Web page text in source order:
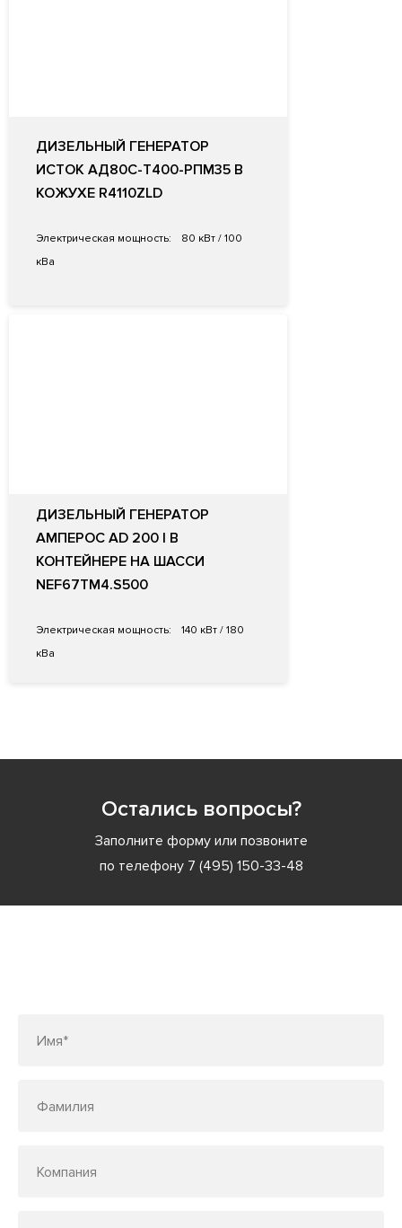
ДИЗЕЛЬНЫЙ ГЕНЕРАТОР
ИСТОК АД80С-Т400-РПМ35 В
КОЖУХЕ R4110ZLD
Электрическая мощность:
80 кВт / 100
кВа
ДИЗЕЛЬНЫЙ ГЕНЕРАТОР
АМПЕРОС AD 200 I В
КОНТЕЙНЕРЕ НА ШАССИ
NEF67TM4.S500
Электрическая мощность:
140 кВт / 180
кВа
Остались вопросы?
Заполните форму или позвоните
по телефону 7 (495) 150-33-48
Имя*
Фамилия
Компания